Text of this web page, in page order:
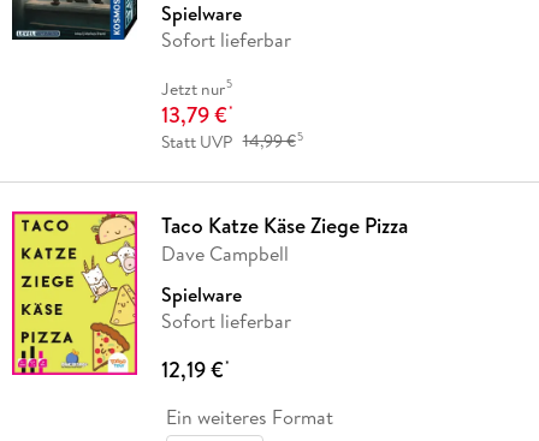
Spielware
Sofort lieferbar
Jetzt nur5
13,79 €*
Statt UVP 14,99 €5
Taco Katze Käse Ziege Pizza
Dave Campbell
Spielware
Sofort lieferbar
12,19 €*
Ein weiteres Format